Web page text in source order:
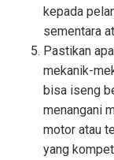
kepada
sementara
Pastikan
mekanik-
bisa iseng
menangani
motor atau
yang